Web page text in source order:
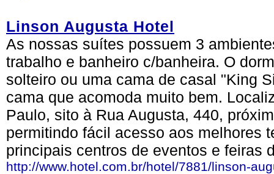
Linson Augusta Hotel
As nossas suítes possuem 3
trabalho e banheiro c/banheira. O
solteiro ou uma cama de casal "King
cama que acomoda muito bem.
Paulo, sito à Rua Augusta, 440,
permitindo fácil acesso aos melhores
principais centros de eventos e feiras
http://www.hotel.com.br/hotel/7881/linson-